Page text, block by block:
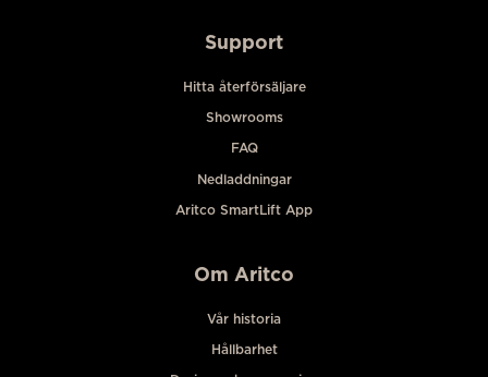
Support
Hitta återförsäljare
Showrooms
FAQ
Nedladdningar
Aritco SmartLift App
Om Aritco
Vår historia
Hållbarhet